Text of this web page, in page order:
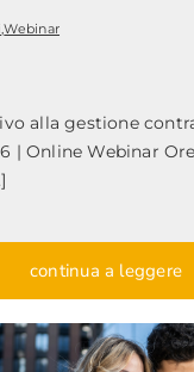
,Webinar
alla gestione
| Online Webinar Ore
continua a leggere